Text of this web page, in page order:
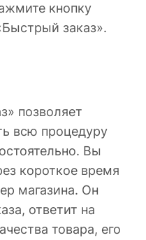
кнопку
заказ».
позволяет
всю процедуру
Вы
короткое время
магазина. Он
ответит на
товара, его